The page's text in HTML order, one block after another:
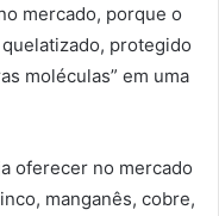
mercado, porque o
protegido
moléculas” em uma
oferecer no mercado
manganês, cobre,